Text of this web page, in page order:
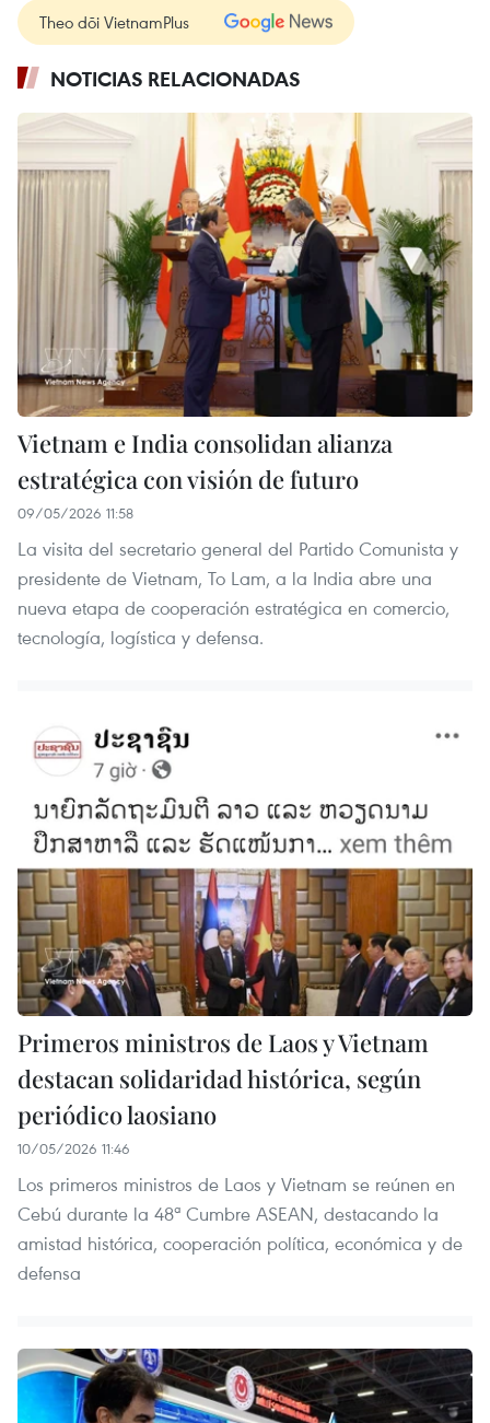
Theo dõi VietnamPlus
NOTICIAS RELACIONADAS
Vietnam e India consolidan alianza
estratégica con visión de futuro
09/05/2026 11:58
La visita del secretario general del Partido Comunista y
presidente de Vietnam, To Lam, a la India abre una
nueva etapa de cooperación estratégica en comercio,
tecnología, logística y defensa.
Primeros ministros de Laos y Vietnam
destacan solidaridad histórica, según
periódico laosiano
10/05/2026 11:46
Los primeros ministros de Laos y Vietnam se reúnen en
Cebú durante la 48ª Cumbre ASEAN, destacando la
amistad histórica, cooperación política, económica y de
defensa